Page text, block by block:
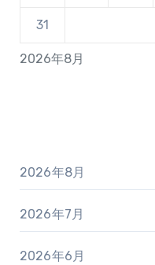
2026年8月
31
2026年8月
2026年7月
2026年6月